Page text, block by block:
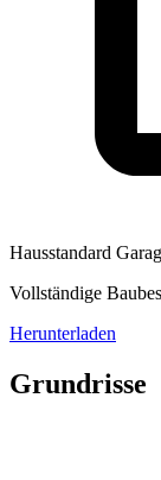
Hausstandard
Vollständige
Herunterladen
Grundrisse